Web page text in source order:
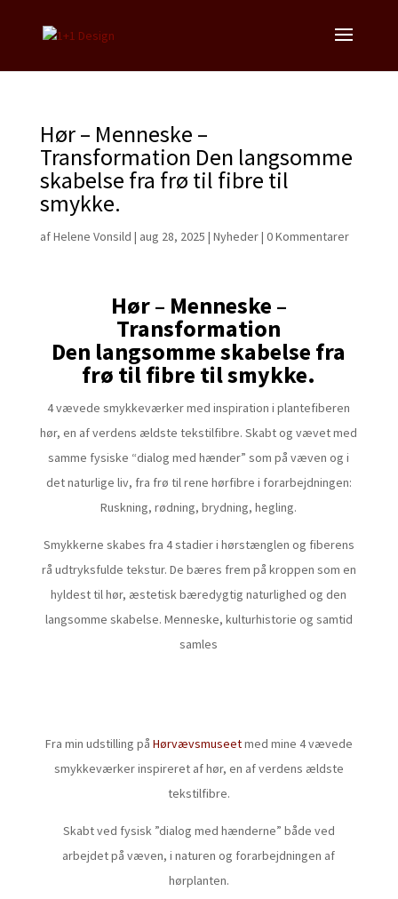
Hør – Menneske –
Transformation Den langsomme
skabelse fra frø til fibre til
smykke.
afHelene Vonsild | aug 28, 2025 | Nyheder| 0 Kommentarer
Hør – Menneske –
Transformation
Den langsomme skabelse fra
frø til fibre til smykke.
4 vævede smykkeværker med inspiration i plantefiberen
hør, en af verdens ældste tekstilfibre. Skabt og vævet med
samme fysiske “dialog med hænder” som på væven og i
det naturlige liv, fra frø til rene hørfibre i forarbejdningen:
Ruskning, rødning, brydning, hegling.
Smykkerne skabes fra 4 stadier i hørstænglen og fiberens
rå udtryksfulde tekstur. De bæres frem på kroppen som en
hyldest til hør, æstetisk bæredygtig naturlighed og den
langsomme skabelse. Menneske, kulturhistorie og samtid
samles
Fra min udstilling på Hørvævsmuseetmed mine 4 vævede
smykkeværker inspireret af hør, en af verdens ældste
tekstilfibre.
Skabt ved fysisk ”dialog med hænderne” både ved
arbejdet på væven, i naturen og forarbejdningen af
hørplanten.